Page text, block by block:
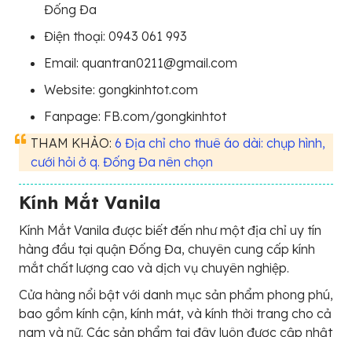
Đống Đa
Điện thoại: 0943 061 993
Email: quantran0211@gmail.com
Website: gongkinhtot.com
Fanpage: FB.com/gongkinhtot
THAM KHẢO: 6 Địa chỉ cho thuê áo dài: chụp hình,
cưới hỏi ở q. Đống Đa nên chọn
Kính Mắt Vanila
Kính Mắt Vanila được biết đến như một địa chỉ uy tín
hàng đầu tại quận Đống Đa, chuyên cung cấp kính
mắt chất lượng cao và dịch vụ chuyên nghiệp.
Cửa hàng nổi bật với danh mục sản phẩm phong phú,
bao gồm kính cận, kính mát, và kính thời trang cho cả
nam và nữ. Các sản phẩm tại đây luôn được cập nhật